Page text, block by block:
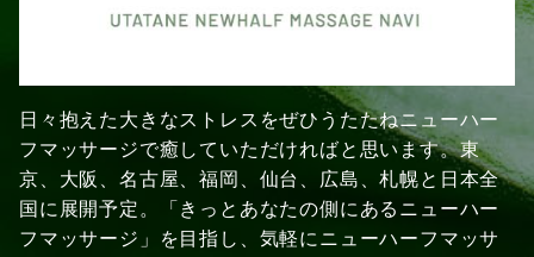
日々抱えた大きなストレスをぜひうたたねニューハー
フマッサージで癒していただければと思います。東
京、大阪、名古屋、福岡、仙台、広島、札幌と日本全
国に展開予定。「きっとあなたの側にあるニューハー
フマッサージ」を目指し、気軽にニューハーフマッサ